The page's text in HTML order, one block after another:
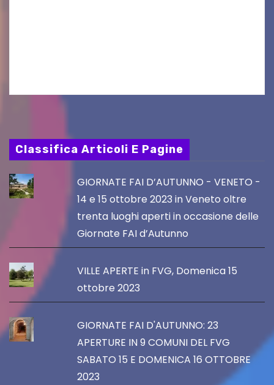
Classifica Articoli E Pagine
GIORNATE FAI D’AUTUNNO - VENETO -
14 e 15 ottobre 2023 in Veneto oltre
trenta luoghi aperti in occasione delle
Giornate FAI d’Autunno
VILLE APERTE in FVG, Domenica 15
ottobre 2023
GIORNATE FAI D'AUTUNNO: 23
APERTURE IN 9 COMUNI DEL FVG
SABATO 15 E DOMENICA 16 OTTOBRE
2023